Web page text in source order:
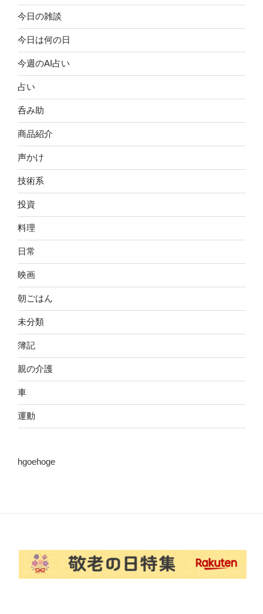
今日の雑談
今日は何の日
今週のAI占い
占い
呑み助
商品紹介
声かけ
技術系
投資
料理
日常
映画
朝ごはん
未分類
簿記
親の介護
車
運動
hgoehoge